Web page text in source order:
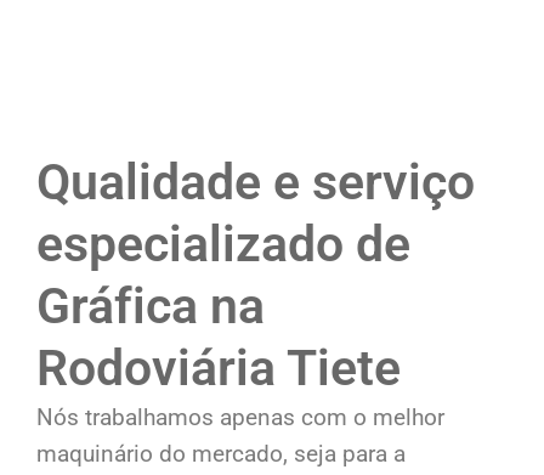
Qualidade e serviço
especializado de
Gráfica na
Rodoviária Tiete
Nós trabalhamos apenas com o melhor
maquinário do mercado, seja para a